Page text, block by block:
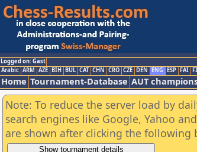
Logged on: Gast
Arabic ARM AZE BIH BUL CAT CHN CRO CZE DEN ENG ESP FAI
Home Tournament-Database AUT
Note: To reduce the server load by
search engines like Google, Yahoo
are shown after clicking the following